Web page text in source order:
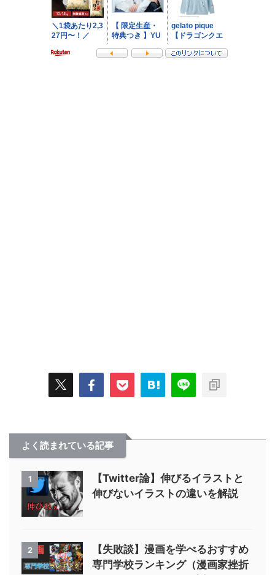
よく読まれている記事
1
【Twitter論】伸びるイラストと
伸びないイラストの違いを解説
2
【失敗談】漫画を学べるおすすめ
専門学校ランキング（漫画家挫折